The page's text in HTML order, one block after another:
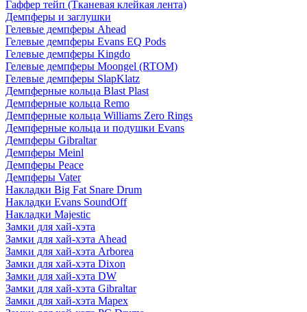
Гаффер тейп (Тканевая клейкая лента)
Демпферы и заглушки
Гелевые демпферы Ahead
Гелевые демпферы Evans EQ Pods
Гелевые демпферы Kingdo
Гелевые демпферы Moongel (RTOM)
Гелевые демпферы SlapKlatz
Демпферные кольца Blast Plast
Демпферные кольца Remo
Демпферные кольца Williams Zero Rings
Демпферные кольца и подушки Evans
Демпферы Gibraltar
Демпферы Meinl
Демпферы Peace
Демпферы Vater
Накладки Big Fat Snare Drum
Накладки Evans SoundOff
Накладки Majestic
Замки для хай-хэта
Замки для хай-хэта Ahead
Замки для хай-хэта Arborea
Замки для хай-хэта Dixon
Замки для хай-хэта DW
Замки для хай-хэта Gibraltar
Замки для хай-хэта Mapex